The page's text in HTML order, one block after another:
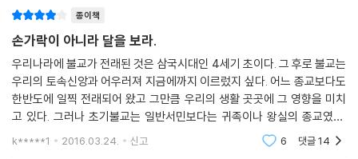
p.28
도의가 당시 교학불교에 던진 메시지는 분명했다. 아무리 오랫동안 경전을
읽고 외울지라도 마음을 깨치는 데는 헤아릴 수 없는 세월이 흐르고 또한
그렇게 해서는 실제 깨치기도 어렵다는 것이다. 유식불교(唯識佛敎)에서
도 궁극적 깨달음의 경지인 구경위(究竟位)에 이르는 데 삼아승지겁의
시간이 걸린다고 한다. 이 무한한 시간 앞에서 인간은 무력감을 느끼지 않
을 수 없을 것이다.
그런데 선불교가 아홉 군데 산문을 통해 소개되면서 우리의 불교계도 커다
란 변화를 맞는다. 마치 가뭄의 단비처럼 이 땅의 민초들도 향유할 수 있는
-본문 16쪽
그러나 이러한 상황을 타파했던 이들이 있었으니 바로 당시의 유학승들이
이 유학승들은 중국 선진 불교의 가르침을 전수받기 위해 입당(入唐)해
종이책
손가락이 아니라 달을 보라.
우리나라에 불교가 전래된 것은 삼국시대인 4세기 초이다. 그 후로 불교는
우리의 토속신앙과 어우러져 지금에까지 이르렀지 싶다. 어느 종교보다도
한반도에 일찍 전래되어 왔고 그만큼 우리의 생활 곳곳에 그 영향을 미치
고 있다. 그러나 초기불교는 일반서민보다는 귀족이나 왕실의 종교였다.
원효대사가 백성을 위해 포교하기 전까지는 오직 왕과 귀족들만이 불교에
k*****1 2016.03.24. 신고 6 댓글14